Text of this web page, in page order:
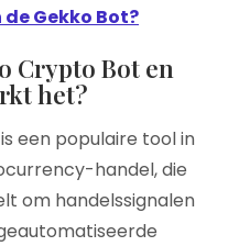
Gekko Bot?
Crypto Bot en
het?
een populaire tool in
handel, die
om handelssignalen